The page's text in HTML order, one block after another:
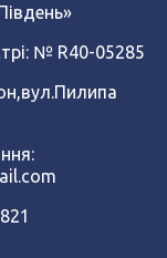
№ R40-05285